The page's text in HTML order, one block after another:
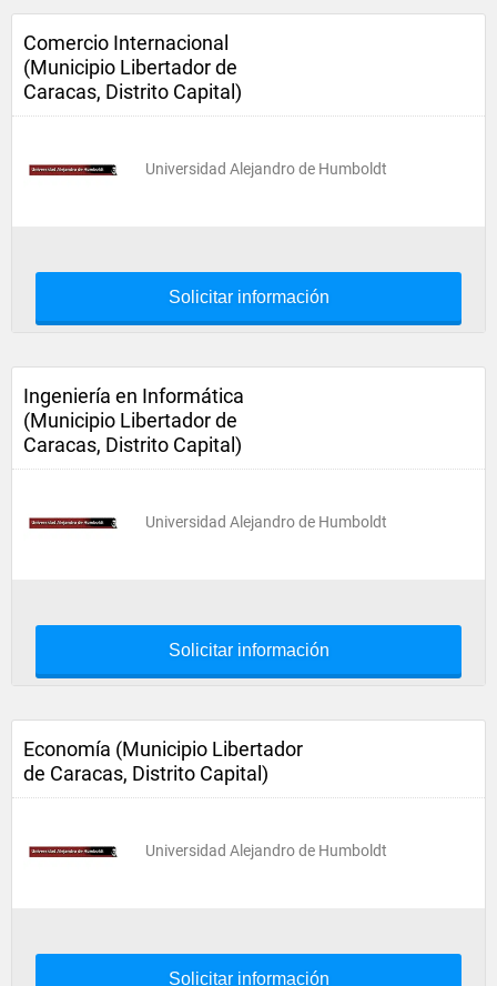
Comercio Internacional
(Municipio Libertador de
Caracas, Distrito Capital)
Universidad Alejandro de Humboldt
Solicitar información
Ingeniería en Informática
(Municipio Libertador de
Caracas, Distrito Capital)
Universidad Alejandro de Humboldt
Solicitar información
Economía (Municipio Libertador
de Caracas, Distrito Capital)
Universidad Alejandro de Humboldt
Solicitar información